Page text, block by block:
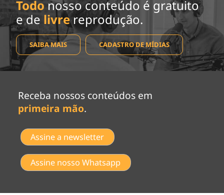
Todo nosso conteúdo é gratuito
e de livrereprodução.
SAIBA MAIS CADASTRO DE MÍDIAS
Receba nossos conteúdos em
primeira mão.
Assine a newsletter
Assine nosso Whatsapp